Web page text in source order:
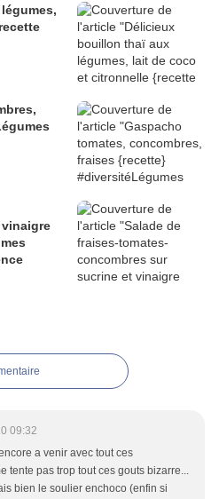
09:32
a venir avec tout ces
tente pas trop tout ces gouts bizarre...
bien le soulier enchoco (enfin si